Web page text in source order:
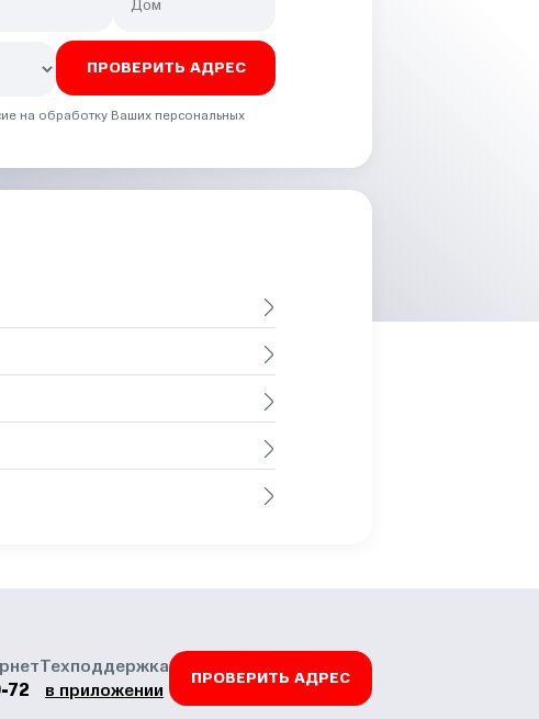
на обработку Ваших персональных
72
Техподдержка
в приложении
ПРОВЕРИТЬ АДРЕС